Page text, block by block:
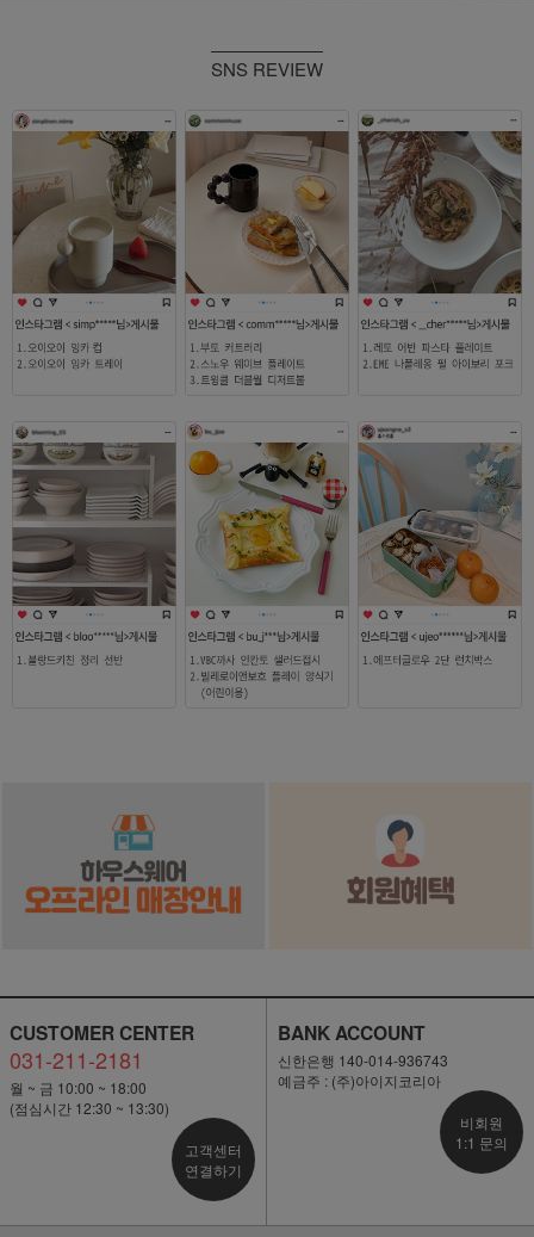
SNS REVIEW
CUSTOMER CENTER
031-211-2181
월 ~ 금 10:00 ~ 18:00
(점심시간 12:30 ~ 13:30)
고객센터
연결하기
BANK ACCOUNT
신한은행 140-014-936743
예금주 : (주)아이지코리아
비회원
1:1 문의